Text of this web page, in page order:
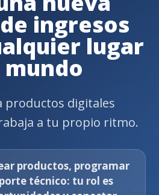
ingresos
lugar
mundo
productos digitales
a tu propio ritmo.
productos, programar
técnico: tu rol es